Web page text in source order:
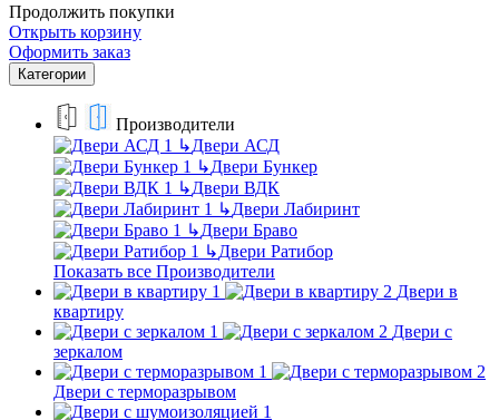
Продолжить покупки
Открыть корзину
Оформить заказ
Категории
Производители
↳Двери АСД
↳Двери Бункер
↳Двери ВДК
↳Двери Лабиринт
↳Двери Браво
↳Двери Ратибор
Показать все Производители
Двери в
квартиру
Двери с
зеркалом
Двери с терморазрывом